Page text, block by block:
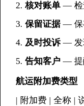
2.核对账单 — 检
3. 保留证据— 保
4. 及时投诉— 发
5. 告知客户 — 提
航运附加费类型
| 附加费 | 全称 |